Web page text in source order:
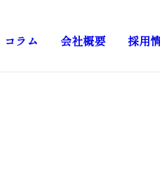
コラム 会社概要 採用